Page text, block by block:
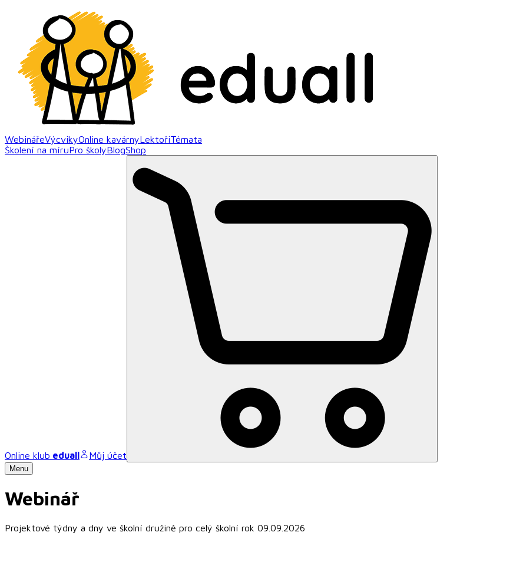
WebinářeVýcvikyOnline kavárnyLektořiTémata
Školení na míruPro školyBlogShop
Online klub eduall Můj účet
Menu
Webinář
Projektové týdny a dny ve školní družině pro celý školní rok 09.09.2026